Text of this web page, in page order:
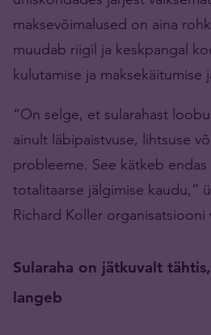
maksevõimalused on aina
muudab riigil ja keskpangal
kulutamise ja maksekäitumise
“On selge, et sularahast
ainult läbipaistvuse, lihtsuse
probleeme. See kätkeb
totalitaarse jälgimise kaudu,”
Richard Koller organisatsiooni
Sularaha on jätkuvalt
langeb